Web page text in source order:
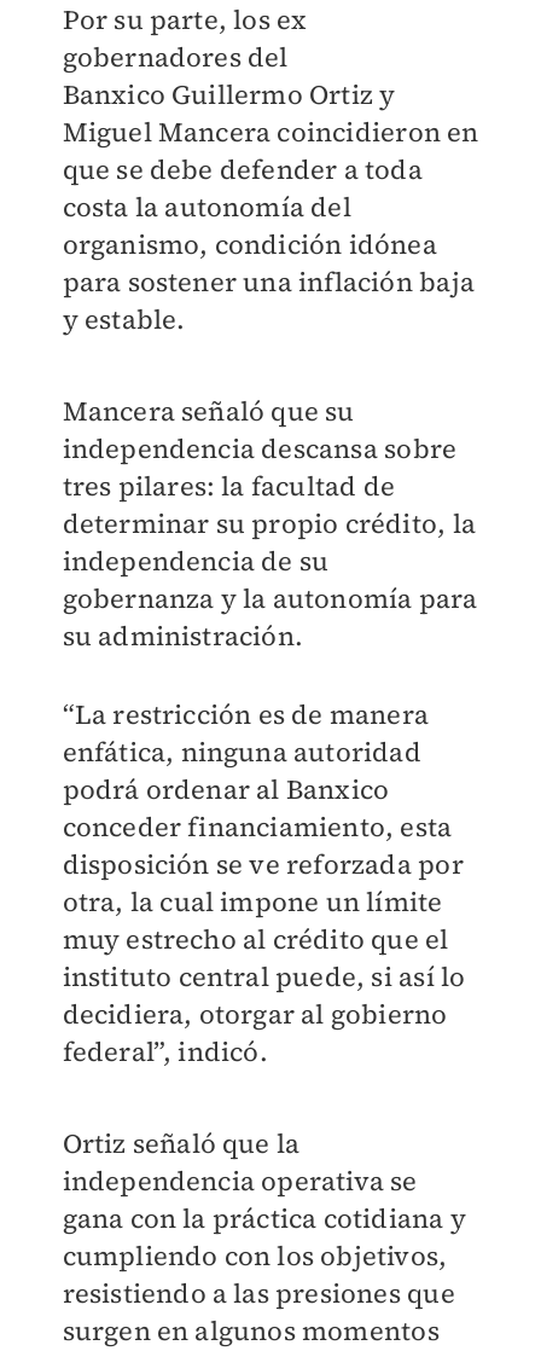
Por su parte, los ex
gobernadores del
Banxico Guillermo Ortiz y
Miguel Mancera coincidieron en
que se debe defender a toda
costa la autonomía del
organismo, condición idónea
para sostener una inflación baja
y estable.
Mancera señaló que su
independencia descansa sobre
tres pilares: la facultad de
determinar su propio crédito, la
independencia de su
gobernanza y la autonomía para
su administración.
“La restricción es de manera
enfática, ninguna autoridad
podrá ordenar al Banxico
conceder financiamiento, esta
disposición se ve reforzada por
otra, la cual impone un límite
muy estrecho al crédito que el
instituto central puede, si así lo
decidiera, otorgar al gobierno
federal”, indicó.
Ortiz señaló que la
independencia operativa se
gana con la práctica cotidiana y
cumpliendo con los objetivos,
resistiendo a las presiones que
surgen en algunos momentos